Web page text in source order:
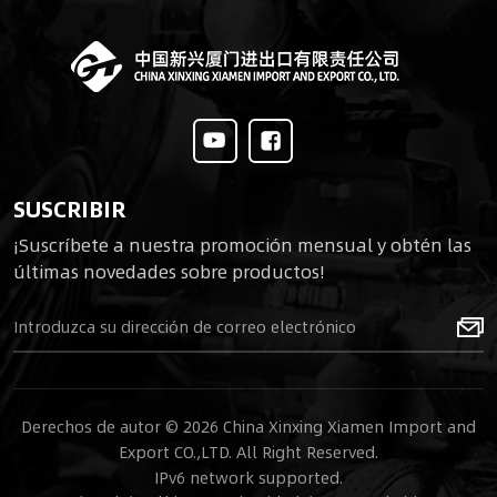
SUSCRIBIR
¡Suscríbete a nuestra promoción mensual y obtén las
últimas novedades sobre productos!
Derechos de autor © 2026 China Xinxing Xiamen Import and
Export CO.,LTD. All Right Reserved.
IPv6 network supported.